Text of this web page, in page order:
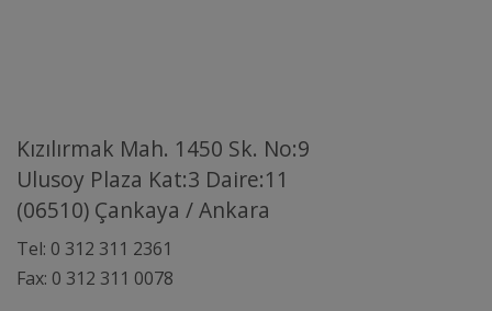
Kızılırmak Mah. 1450 Sk. No:9
Ulusoy Plaza Kat:3 Daire:11
(06510) Çankaya / Ankara
Tel: 0 312 311 2361
Fax: 0 312 311 0078